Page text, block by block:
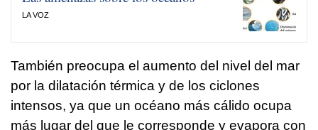
LA VOZ
También preocupa el aumento del nivel del mar
por la dilatación térmica y de los ciclones
intensos, ya que un océano más cálido ocupa
más lugar del que le corresponde y evapora con